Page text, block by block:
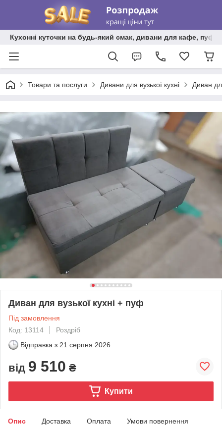
Кухонні куточки на будь-який смак, дивани для кафе,
Товари та послуги Дивани для вузької кухні Диван
Диван для вузької кухні + пуф
Під замовлення
Код: 13114
Роздріб
Відправка з 21 серпня 2026
від 9 510 ₴
Купити
Опис Доставка Оплата Умови повернення